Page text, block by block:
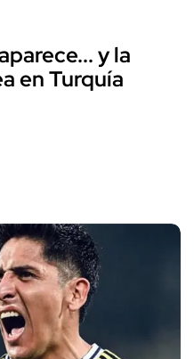
y la
en Turquía